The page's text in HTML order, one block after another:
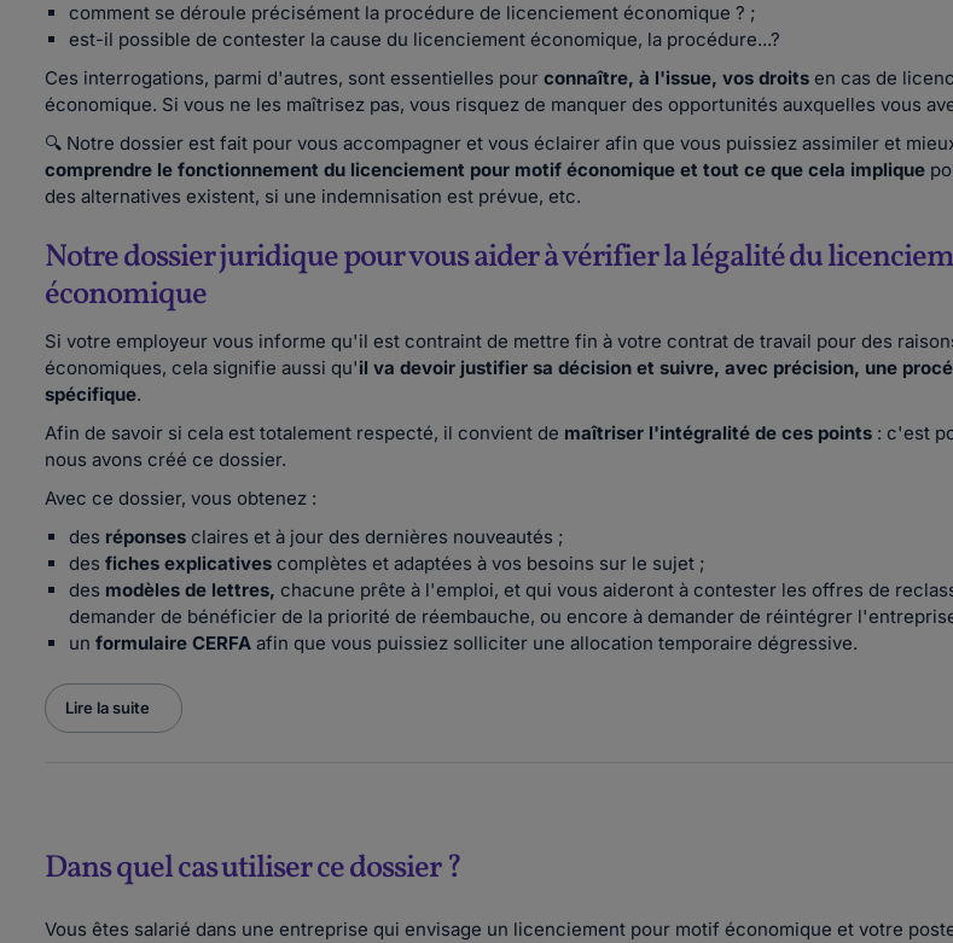
comment se déroule précisément la procédure de licenciement économique ? ;
est-il possible de contester la cause du licenciement économique, la procédure...?
Ces interrogations, parmi d'autres, sont essentielles pour connaître, à l'issue, vos droits en cas de
économique. Si vous ne les maîtrisez pas, vous risquez de manquer des opportunités auxquelles vous
🔍 Notre dossier est fait pour vous accompagner et vous éclairer afin que vous puissiez assimiler et
comprendre le fonctionnement du licenciement pour motif économique et tout ce que cela implique
des alternatives existent, si une indemnisation est prévue, etc.
Notre dossier juridique pour vous aider à vérifier la légalité du
économique
Si votre employeur vous informe qu'il est contraint de mettre fin à votre contrat de travail pour des
économiques, cela signifie aussi qu'il va devoir justifier sa décision et suivre, avec précision, une
spécifique.
Afin de savoir si cela est totalement respecté, il convient de maîtriser l'intégralité de ces points : c'est
nous avons créé ce dossier.
Avec ce dossier, vous obtenez :
des réponses claires et à jour des dernières nouveautés ;
des fiches explicatives complètes et adaptées à vos besoins sur le sujet ;
des modèles de lettres, chacune prête à l'emploi, et qui vous aideront à contester les offres de
demander de bénéficier de la priorité de réembauche, ou encore à demander de réintégrer
un formulaire CERFA afin que vous puissiez solliciter une allocation temporaire dégressive.
Lire la suite
Dans quel cas utiliser ce dossier ?
Vous êtes salarié dans une entreprise qui envisage un licenciement pour motif économique et votre